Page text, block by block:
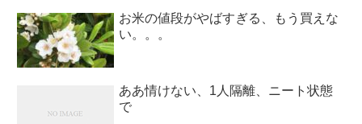
お米の値段がやばすぎる、もう買えな
い。。。
ああ情けない、1人隔離、ニート状態
で